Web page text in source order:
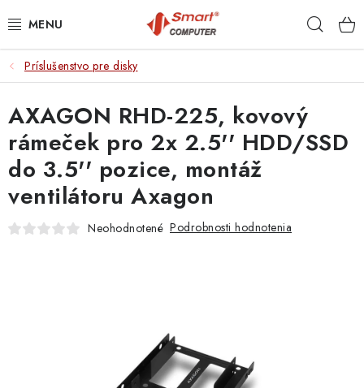
na
NOTEBOOKY
MOBILNÉ ZARIADENIA
PC A KOMPONENTY
PERIFÉRIE
TLAČIARNE
Príslušenstvo pre disky
AXAGON RHD-225, kovový
rámeček pro 2x 2.5'' HDD/SSD
do 3.5'' pozice, montáž
ventilátoru Axagon
Neohodnotené Podrobnosti hodnotenia